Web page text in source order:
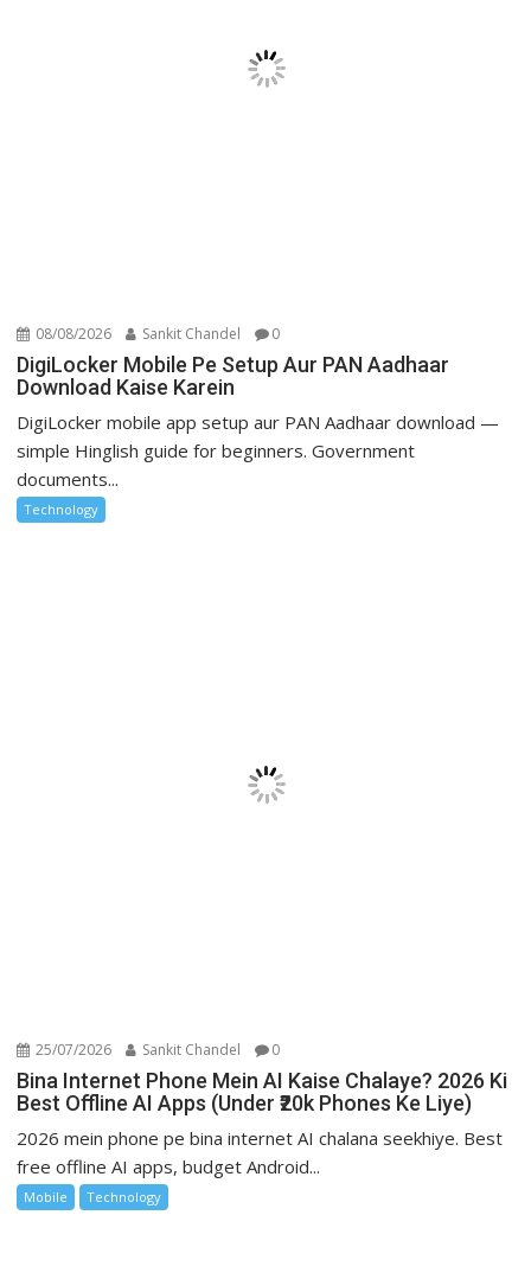
08/08/2026 Sankit Chandel 0
DigiLocker Mobile Pe Setup Aur PAN Aadhaar
Download Kaise Karein
DigiLocker mobile app setup aur PAN Aadhaar download —
simple Hinglish guide for beginners. Government
documents...
Technology
25/07/2026 Sankit Chandel 0
Bina Internet Phone Mein AI Kaise Chalaye? 2026 Ki
Best Offline AI Apps (Under ₹20k Phones Ke Liye)
2026 mein phone pe bina internet AI chalana seekhiye. Best
free offline AI apps, budget Android...
Mobile Technology